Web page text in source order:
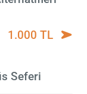
1.000 TL
Seferi